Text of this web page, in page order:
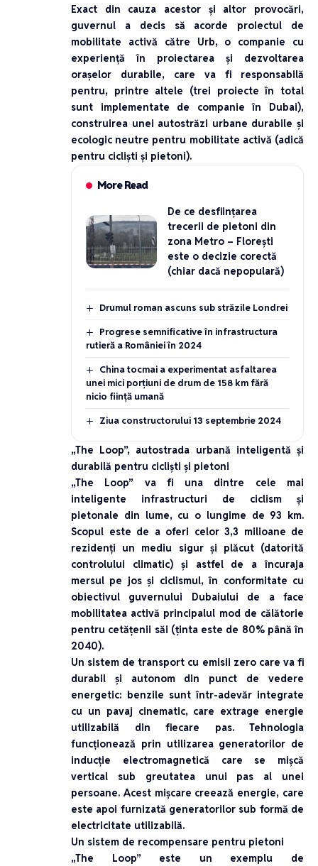
Exact din cauza acestor și altor provocări,
guvernul a decis să acorde proiectul de
mobilitate activă către Urb, o companie cu
experiență în proiectarea și dezvoltarea
orașelor durabile, care va fi responsabilă
pentru, printre altele (trei proiecte în total
sunt implementate de companie în Dubai),
construirea unei autostrăzi urbane durabile și
ecologic neutre pentru mobilitate activă (adică
pentru cicliști și pietoni).
More Read
De ce desființarea
trecerii de pietoni din
zona Metro – Florești
este o decizie corectă
(chiar dacă nepopulară)
Drumul roman ascuns sub străzile Londrei
Progrese semnificative în infrastructura
rutieră a României în 2024
China tocmai a experimentat asfaltarea
unei mici porțiuni de drum de 158 km fără
nicio ființă umană
Ziua constructorului 13 septembrie 2024
„The Loop”, autostrada urbană inteligentă și
durabilă pentru cicliști și pietoni
„The Loop” va fi una dintre cele mai
inteligente infrastructuri de ciclism și
pietonale din lume, cu o lungime de 93 km.
Scopul este de a oferi celor 3,3 milioane de
rezidenți un mediu sigur și plăcut (datorită
controlului climatic) și astfel de a încuraja
mersul pe jos și ciclismul, în conformitate cu
obiectivul guvernului Dubaiului de a face
mobilitatea activă principalul mod de călătorie
pentru cetățenii săi (ținta este de 80% până în
2040).
Un sistem de transport cu emisii zero care va fi
durabil și autonom din punct de vedere
energetic: benzile sunt într-adevăr integrate
cu un pavaj cinematic, care extrage energie
utilizabilă din fiecare pas. Tehnologia
funcționează prin utilizarea generatorilor de
inducție electromagnetică care se mișcă
vertical sub greutatea unui pas al unei
persoane. Acest mișcare creează energie, care
este apoi furnizată generatorilor sub formă de
electricitate utilizabilă.
Un sistem de recompensare pentru pietoni
„The Loop” este un exemplu de